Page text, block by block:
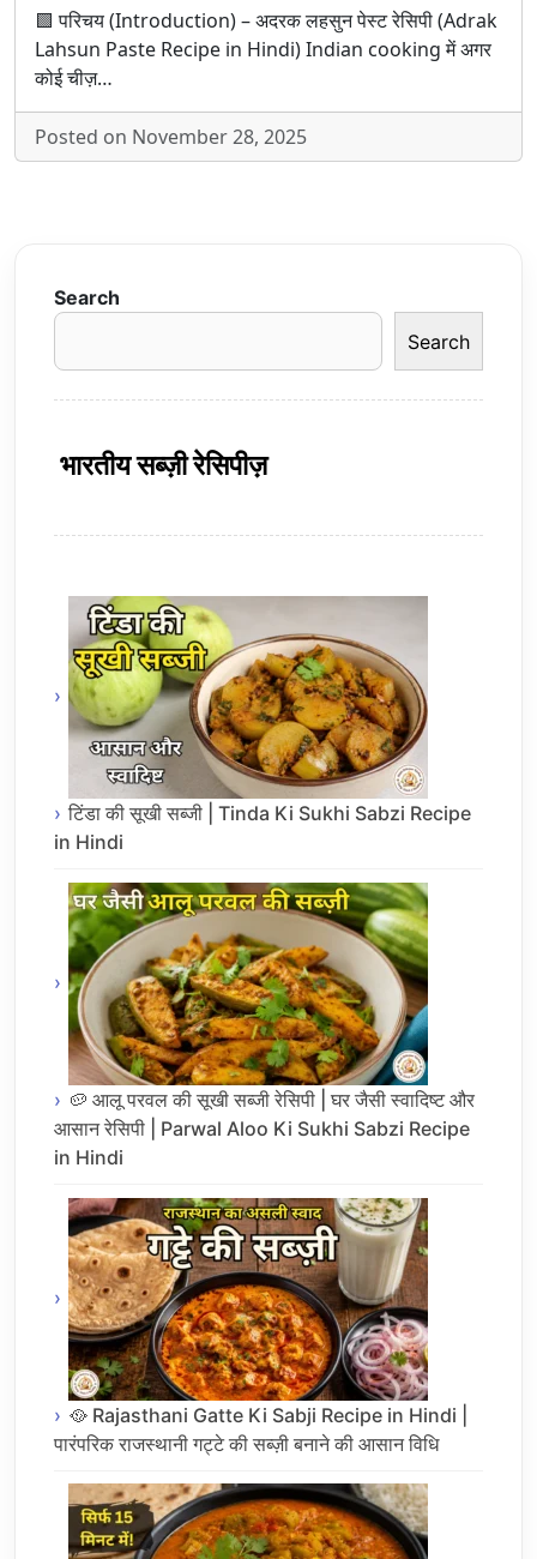
🟩 परिचय (Introduction) – अदरक लहसुन पेस्ट रेसिपी (Adrak
Lahsun Paste Recipe in Hindi) Indian cooking में अगर
कोई चीज़…
Posted on November 28, 2025
Search
Search
भारतीय सब्ज़ी रेसिपीज़
टिंडा की सूखी सब्जी | Tinda Ki Sukhi Sabzi Recipe
in Hindi
🥔 आलू परवल की सूखी सब्जी रेसिपी | घर जैसी स्वादिष्ट और
आसान रेसिपी | Parwal Aloo Ki Sukhi Sabzi Recipe
in Hindi
🥘 Rajasthani Gatte Ki Sabji Recipe in Hindi |
पारंपरिक राजस्थानी गट्टे की सब्ज़ी बनाने की आसान विधि